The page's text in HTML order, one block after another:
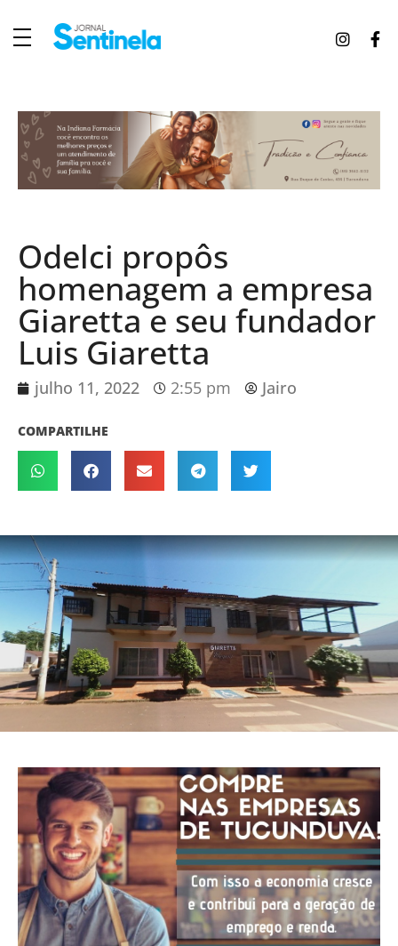
Odelci propôs
homenagem a empresa
Giaretta e seu fundador
Luis Giaretta
julho 11, 2022 2:55 pm Jairo
COMPARTILHE